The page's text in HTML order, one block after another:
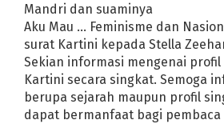
Mandri dan suaminya
Aku Mau … Feminisme dan
surat Kartini kepada Stella
Sekian informasi mengenai profil
Kartini secara singkat. Semoga
berupa sejarah maupun profil
dapat bermanfaat bagi pembaca